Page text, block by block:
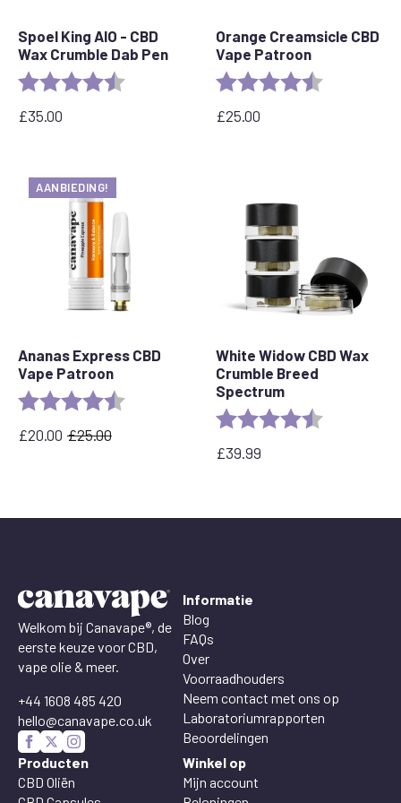
Spoel King AIO - CBD
Wax Crumble Dab Pen
Rating: 4.8 out of 5 stars
£35.00
Orange Creamsicle CBD
Vape Patroon
Rating: 4.2 out of 5
£25.00
AANBIEDING!
Ananas Express CBD
Vape Patroon
Rating: 4.6 out of 5 stars
£25.00
Oorspronkelijke
£20.00
Huidige
White Widow CBD Wax
Crumble Breed
Spectrum
Rating: 4.8 out of 5
£39.99
Welkom bij Canavape®, de
eerste keuze voor CBD,
vape olie & meer.
+44 1608 485 420
hello@canavape.co.uk
Informatie
Blog
FAQs
Over
Voorraadhouders
Neem contact met ons op
Laboratoriumrapporten
Beoordelingen
Producten
CBD Oliën
Winkel op
Mijn account